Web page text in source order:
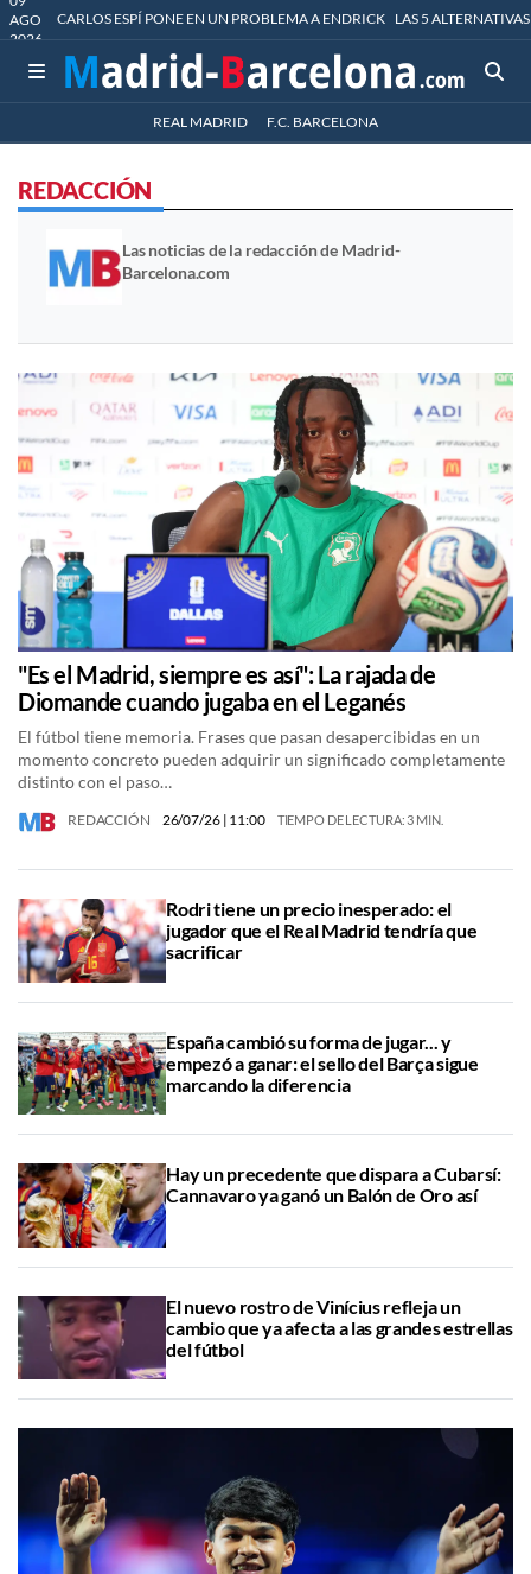
AGO
2026
CARLOS ESPÍ PONE EN UN PROBLEMA A ENDRICK LAS 5
REAL MADRID F.C. BARCELONA
REDACCIÓN
Las noticias de la redacción de Madrid-
Barcelona.com
"Es el Madrid, siempre es así": La rajada de
Diomande cuando jugaba en el Leganés
El fútbol tiene memoria. Frases que pasan desapercibidas en un
momento concreto pueden adquirir un significado completamente
distinto con el paso…
REDACCIÓN 26/07/26| 11:00 TIEMPO DE LECTURA: 3 MIN.
Rodri tiene un precio inesperado: el
jugador que el Real Madrid tendría que
sacrificar
España cambió su forma de jugar... y
empezó a ganar: el sello del Barça sigue
marcando la diferencia
Hay un precedente que dispara a Cubarsí:
Cannavaro ya ganó un Balón de Oro así
El nuevo rostro de Vinícius refleja un
cambio que ya afecta a las grandes estrellas
del fútbol